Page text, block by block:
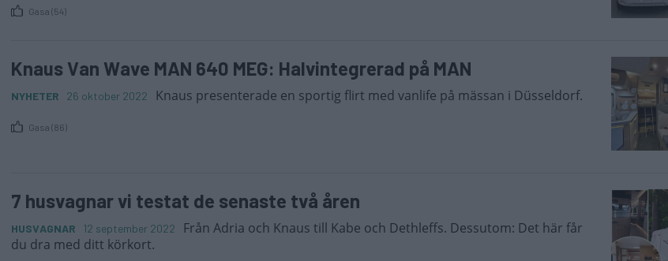
Gasa (54)
Knaus Van Wave MAN 640 MEG: Halvintegrerad på MAN
NYHETER 26 oktober 2022 Knaus presenterade en sportig flirt med vanlife på mässan i Düsseldorf.
Gasa (86)
7 husvagnar vi testat de senaste två åren
HUSVAGNAR 12 september 2022
Från Adria och Knaus till Kabe och Dethleffs. Dessutom: Det här får
du dra med ditt körkort.